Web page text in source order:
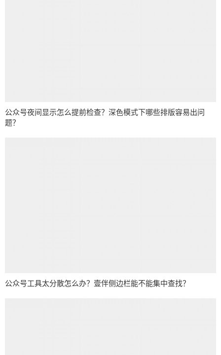
公众号夜间显示怎么提前检查？深色模式下哪些排版容易出问
题？
公众号工具太分散怎么办？壹伴侧边栏能不能集中查找？